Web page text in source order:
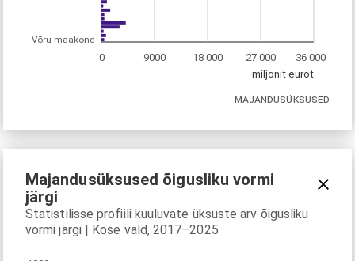
0 9000 18 000 27 000
36 000
miljonit eurot
Võru maakond
MAJANDUSÜKSUSED
Majandusüksused õigusliku vormi
järgi
Statistilisse profiili kuuluvate üksuste arv õigusliku
vormi järgi | Kose vald, 2017–2025